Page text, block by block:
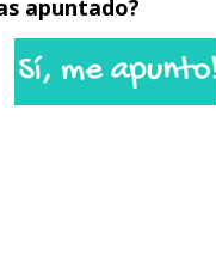
apuntado?